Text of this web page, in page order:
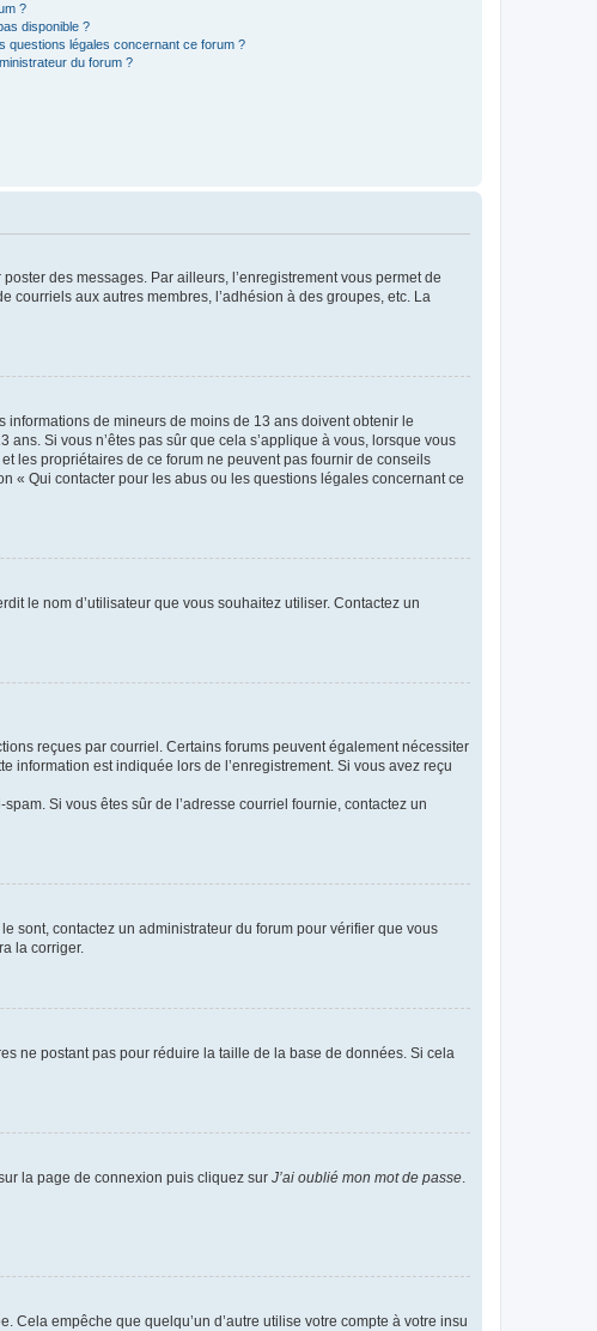
?
disponible ?
questions légales concernant ce forum ?
du forum ?
des messages. Par ailleurs, l’enregistrement vous permet de
aux autres membres, l’adhésion à des groupes, etc. La
de mineurs de moins de 13 ans doivent obtenir le
Si vous n’êtes pas sûr que cela s’applique à vous, lorsque vous
les propriétaires de ce forum ne peuvent pas fournir de conseils
« Qui contacter pour les abus ou les questions légales concernant ce
le nom d’utilisateur que vous souhaitez utiliser. Contactez un
reçues par courriel. Certains forums peuvent également nécessiter
information est indiquée lors de l’enregistrement. Si vous avez reçu
Si vous êtes sûr de l’adresse courriel fournie, contactez un
sont, contactez un administrateur du forum pour vérifier que vous
la corriger.
ne postant pas pour réduire la taille de la base de données. Si cela
la page de connexion puis cliquez sur J’ai oublié mon mot de passe.
empêche que quelqu’un d’autre utilise votre compte à votre insu